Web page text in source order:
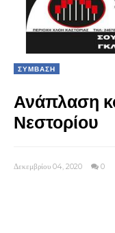
ΣΥΜΒΑΣΗ
Ανάπλαση
Νεστορίου
Δεκεμβρίου 04, 2020 0